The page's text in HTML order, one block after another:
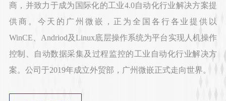
商，并致力于成为国际化的工业4.0自动化行业解决方案提
供商。今天的广州微嵌，正为全国各行各业提供以
WinCE、Andriod及Linux底层操作系统为平台实现人机操作
控制、自动数据采集及过程监控的工业自动化行业解决方
案。公司于2019年成立外贸部，广州微嵌正式走向世界。